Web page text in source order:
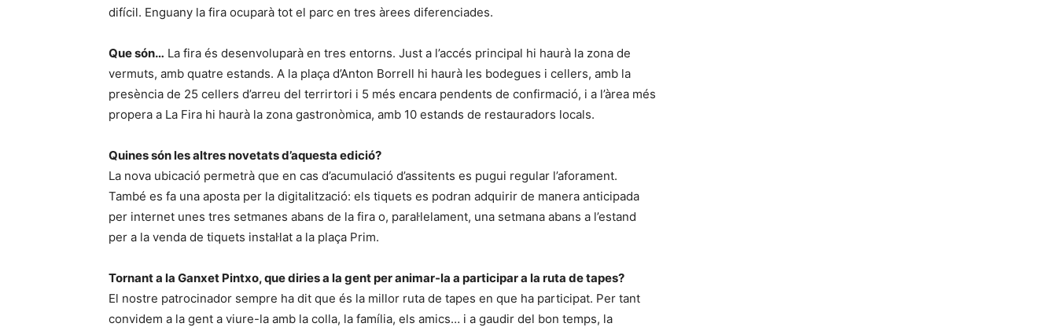
difícil. Enguany la fira ocuparà tot el parc en tres àrees diferenciades.
Que són… La fira és desenvoluparà en tres entorns. Just a l’accés principal hi haurà la zona de
vermuts, amb quatre estands. A la plaça d’Anton Borrell hi haurà les bodegues i cellers, amb la
presència de 25 cellers d’arreu del terrirtori i 5 més encara pendents de confirmació, i a l’àrea més
propera a La Fira hi haurà la zona gastronòmica, amb 10 estands de restauradors locals.
Quines són les altres novetats d’aquesta edició?
La nova ubicació permetrà que en cas d’acumulació d’assitents es pugui regular l’aforament.
També es fa una aposta per la digitalització: els tiquets es podran adquirir de manera anticipada
per internet unes tres setmanes abans de la fira o, paral·lelament, una setmana abans a l’estand
per a la venda de tiquets instal·lat a la plaça Prim.
Tornant a la Ganxet Pintxo, que diries a la gent per animar-la a participar a la ruta de tapes?
El nostre patrocinador sempre ha dit que és la millor ruta de tapes en que ha participat. Per tant
convidem a la gent a viure-la amb la colla, la família, els amics… i a gaudir del bon temps, la